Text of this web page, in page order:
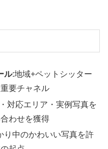
ル:地域+ペットシッター
要チャネル
対応エリア・実例写真を
わせを獲得
り中のかわいい写真を許